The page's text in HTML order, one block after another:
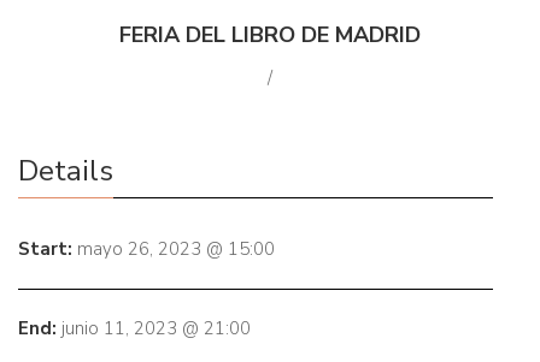
FERIA DEL LIBRO DE MADRID
/
Details
Start: mayo 26, 2023 @ 15:00
End: junio 11, 2023 @ 21:00